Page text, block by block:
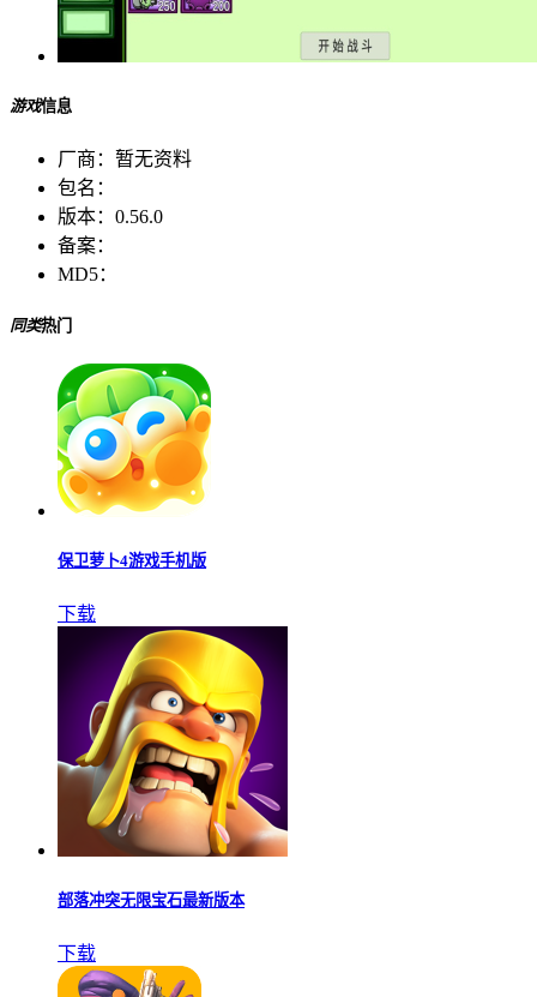
游戏信息
厂商： 暂无资料
包名：
版本： 0.56.0
备案：
MD5：
同类热门
保卫萝卜4游戏手机版
下载
部落冲突无限宝石最新版本
下载